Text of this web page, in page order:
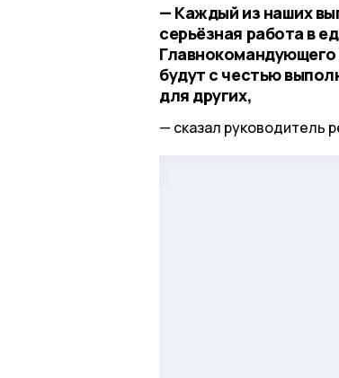
— Каждый из наших
серьёзная работа в
будут с честью
для других,
сказал руководитель